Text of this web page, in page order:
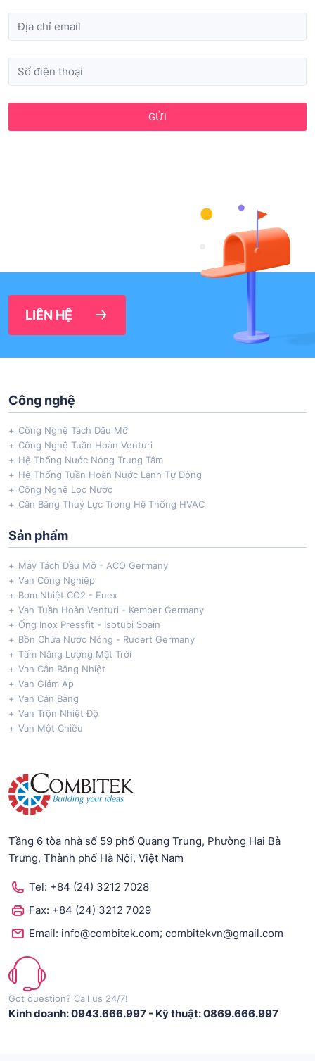
GỬI
LIÊN HỆ
Công nghệ
Công Nghệ Tách Dầu Mỡ
Công Nghệ Tuần Hoàn Venturi
Hệ Thống Nước Nóng Trung Tâm
Hệ Thống Tuần Hoàn Nước Lạnh Tự Động
Công Nghệ Lọc Nước
Cân Bằng Thuỷ Lực Trong Hệ Thống HVAC
Sản phẩm
Máy Tách Dầu Mỡ - ACO Germany
Van Công Nghiệp
Bơm Nhiệt CO2 - Enex
Van Tuần Hoàn Venturi - Kemper Germany
Ống Inox Pressfit - Isotubi Spain
Bồn Chứa Nước Nóng - Rudert Germany
Tấm Năng Lượng Mặt Trời
Van Cân Bằng Nhiệt
Van Giảm Áp
Van Cân Bằng
Van Trộn Nhiệt Độ
Van Một Chiều
Tầng 6 tòa nhà số 59 phố Quang Trung, Phường Hai Bà
Trưng, Thành phố Hà Nội, Việt Nam
Tel: +84 (24) 3212 7028
Fax: +84 (24) 3212 7029
Email: info@combitek.com; combitekvn@gmail.com
Got question? Call us 24/7!
Kinh doanh: 0943.666.997 - Kỹ thuật: 0869.666.997